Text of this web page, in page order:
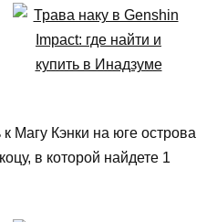
Магу Кэнки на юге острова
в которой найдете 1